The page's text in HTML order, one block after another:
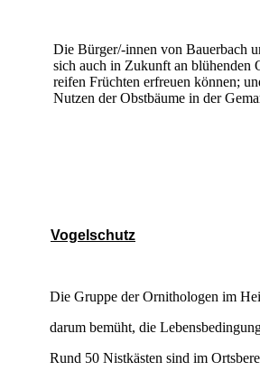
Die Bürger/-innen von Bauerbach
sich auch in Zukunft an blühenden
reifen Früchten erfreuen können;
Nutzen der Obstbäume in der
Vogelschutz
Die Gruppe der Ornithologen im
darum bemüht, die
Rund 50 Nistkästen sind im